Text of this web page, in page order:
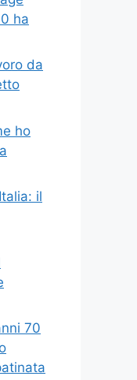
ha
da
ho
il
70